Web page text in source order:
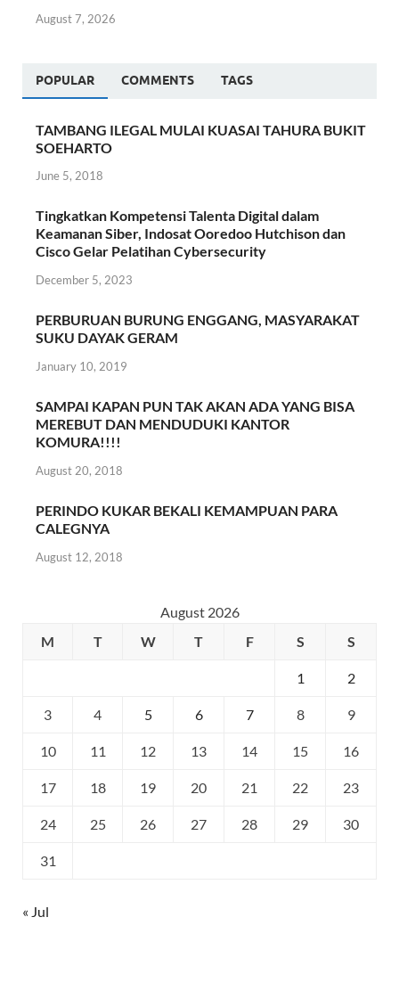
August 7, 2026
POPULAR COMMENTS TAGS
TAMBANG ILEGAL MULAI KUASAI TAHURA BUKIT
SOEHARTO
June 5, 2018
Tingkatkan Kompetensi Talenta Digital dalam
Keamanan Siber, Indosat Ooredoo Hutchison dan
Cisco Gelar Pelatihan Cybersecurity
December 5, 2023
PERBURUAN BURUNG ENGGANG, MASYARAKAT
SUKU DAYAK GERAM
January 10, 2019
SAMPAI KAPAN PUN TAK AKAN ADA YANG BISA
MEREBUT DAN MENDUDUKI KANTOR
KOMURA!!!!
August 20, 2018
PERINDO KUKAR BEKALI KEMAMPUAN PARA
CALEGNYA
August 12, 2018
August 2026
M
T W T F S S
1 2
3 4 5 6 7 8 9
10 11 12 13 14 15 16
17 18 19 20 21 22 23
24 25 26 27 28 29 30
31
« Jul